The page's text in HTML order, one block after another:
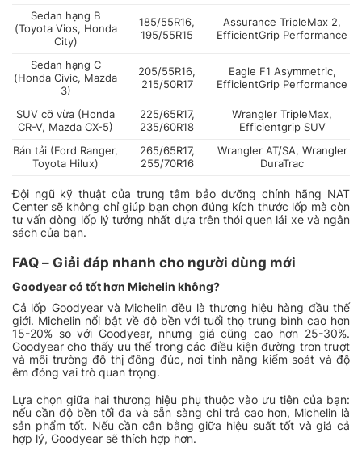
Sedan hạng B
(Toyota Vios, Honda
City)
185/55R16,
195/55R15
Assurance TripleMax 2,
EfficientGrip Performance
Sedan hạng C
(Honda Civic, Mazda
3)
205/55R16,
215/50R17
Eagle F1 Asymmetric,
EfficientGrip Performance
SUV cỡ vừa (Honda
CR-V, Mazda CX-5)
225/65R17,
235/60R18
Wrangler TripleMax,
Efficientgrip SUV
Bán tải (Ford Ranger,
Toyota Hilux)
265/65R17,
255/70R16
Wrangler AT/SA, Wrangler
DuraTrac
Đội ngũ kỹ thuật của trung tâm bảo dưỡng chính hãng NAT
Center sẽ không chỉ giúp bạn chọn đúng kích thước lốp mà còn
tư vấn dòng lốp lý tưởng nhất dựa trên thói quen lái xe và ngân
sách của bạn.
FAQ – Giải đáp nhanh cho người dùng mới
Goodyear có tốt hơn Michelin không?
Cả lốp Goodyear và Michelin đều là thương hiệu hàng đầu thế
giới. Michelin nổi bật về độ bền với tuổi thọ trung bình cao hơn
15-20% so với Goodyear, nhưng giá cũng cao hơn 25-30%.
Goodyear cho thấy ưu thế trong các điều kiện đường trơn trượt
và môi trường đô thị đông đúc, nơi tính năng kiểm soát và độ
êm đóng vai trò quan trọng.
Lựa chọn giữa hai thương hiệu phụ thuộc vào ưu tiên của bạn:
nếu cần độ bền tối đa và sẵn sàng chi trả cao hơn, Michelin là
sản phẩm tốt. Nếu cần cân bằng giữa hiệu suất tốt và giá cả
hợp lý, Goodyear sẽ thích hợp hơn.